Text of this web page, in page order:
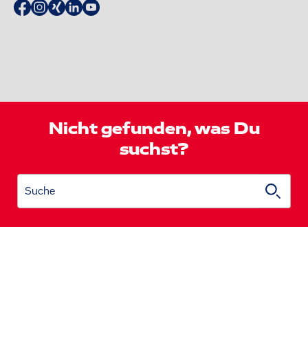
Nicht gefunden, was Du
suchst?
Suche